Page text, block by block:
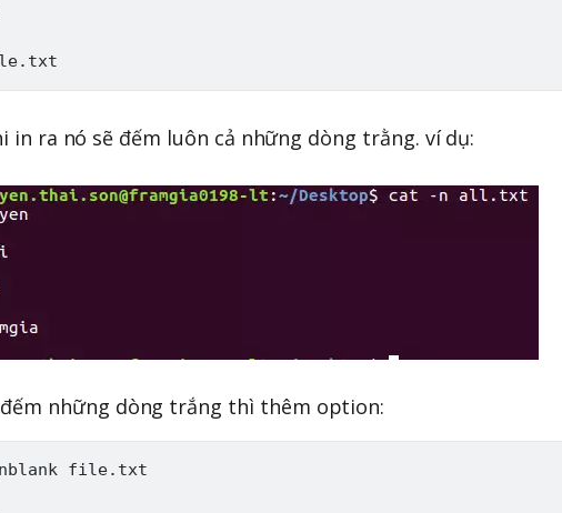
in ra nó sẽ đếm luôn cả những dòng trằng. ví dụ:
những dòng trắng thì thêm option:
file.txt